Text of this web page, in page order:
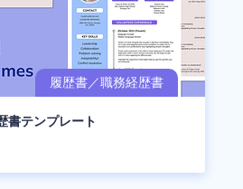
書テンプレート